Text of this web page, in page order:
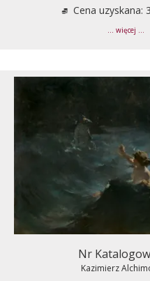
Cena uzyskana:
... więcej ...
Nr
Kazimierz